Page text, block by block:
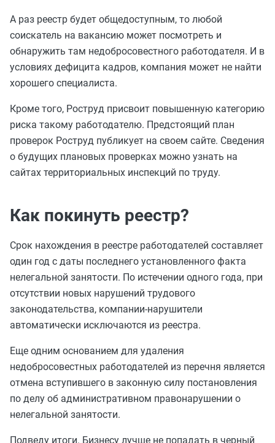
А раз реестр будет общедоступным, то любой
соискатель на вакансию может посмотреть и
обнаружить там недобросовестного работодателя. И в
условиях дефицита кадров, компания может не найти
хорошего специалиста.
Кроме того, Роструд присвоит повышенную категорию
риска такому работодателю. Предстоящий план
проверок Роструд публикует на своем сайте. Сведения
о будущих плановых проверках можно узнать на
сайтах территориальных инспекций по труду.
Как покинуть реестр?
Срок нахождения в реестре работодателей составляет
один год с даты последнего установленного факта
нелегальной занятости. По истечении одного года, при
отсутствии новых нарушений трудового
законодательства, компании-нарушители
автоматически исключаются из реестра.
Еще одним основанием для удаления
недобросовестных работодателей из перечня является
отмена вступившего в законную силу постановления
по делу об административном правонарушении о
нелегальной занятости.
Подведу итоги. Бизнесу лучше не попадать в черный